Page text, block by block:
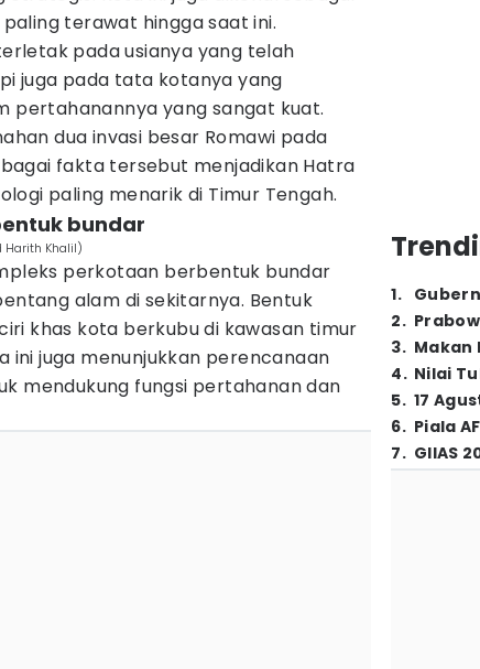
terawat hingga saat ini.
pada usianya yang telah
juga pada tata kotanya yang
pertahanannya yang sangat kuat.
dua invasi besar Romawi pada
fakta tersebut menjadikan Hatra
paling menarik di Timur Tengah.
bundar
Harith Khalil)
perkotaan berbentuk bundar
alam di sekitarnya. Bentuk
khas kota berkubu di kawasan timur
ini juga menunjukkan perencanaan
mendukung fungsi pertahanan dan
1.
2.
3. Makan
4. Nilai
5. 17
6. Piala
7. GIIAS